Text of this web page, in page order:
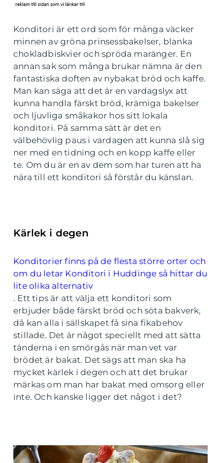
Konditori är ett ord som för många väcker
minnen av gröna prinsessbakelser, blanka
chokladbiskvier och spröda maränger. En
annan sak som många brukar nämna är den
fantastiska doften av nybakat bröd och kaffe.
Man kan säga att det är en vardagslyx att
kunna handla färskt bröd, krämiga bakelser
och ljuvliga småkakor hos sitt lokala
konditori. På samma sätt är det en
välbehövlig paus i vardagen att kunna slå sig
ner med en tidning och en kopp kaffe eller
te. Om du är en av dem som har turen att ha
nära till ett konditori så förstår du känslan.
Kärlek i degen
Konditorier finns på de flesta större orter och
om du letar Konditori i Huddinge så hittar du
lite olika alternativ
. Ett tips är att välja ett konditori som
erbjuder både färskt bröd och söta bakverk,
då kan alla i sällskapet få sina fikabehov
stillade. Det är något speciellt med att sätta
tänderna i en smörgås när man vet var
brödet är bakat. Det sägs att man ska ha
mycket kärlek i degen och att det brukar
märkas om man har bakat med omsorg eller
inte. Och kanske ligger det något i det?